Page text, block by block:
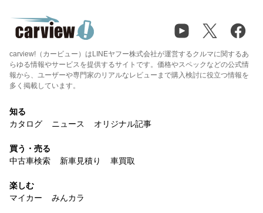
carview!（カービュー）はLINEヤフー株式会社が運営するクルマに関するあ
らゆる情報やサービスを提供するサイトです。価格やスペックなどの公式情
報から、ユーザーや専門家のリアルなレビューまで購入検討に役立つ情報を
多く掲載しています。
知る
カタログ
ニュース オリジナル記事
買う・売る
中古車検索
新車見積り 車買取
楽しむ
マイカー
みんカラ